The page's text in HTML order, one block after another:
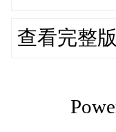
查看完整